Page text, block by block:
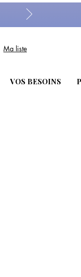
Ma liste
VOS BESOINS